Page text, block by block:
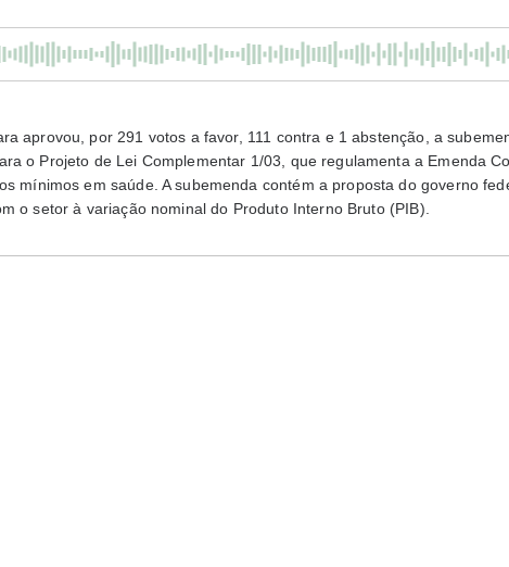
aprovou, por 291 votos a favor, 111 contra e 1 abstenção, a
o Projeto de Lei Complementar 1/03, que regulamenta a Emenda
mínimos em saúde. A subemenda contém a proposta do governo
o setor à variação nominal do Produto Interno Bruto (PIB).